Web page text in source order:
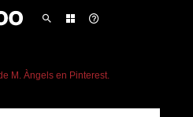
M. Àngels en Pinterest.